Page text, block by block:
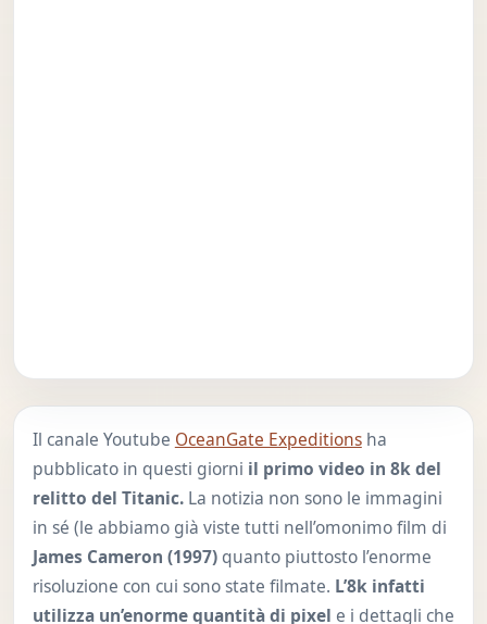
Il canale Youtube OceanGate Expeditionsha
pubblicato in questi giorni il primo video in 8k del
relitto del Titanic.La notizia non sono le immagini
in sé (le abbiamo già viste tutti nell’omonimo film di
James Cameron (1997)quanto piuttosto l’enorme
risoluzione con cui sono state filmate. L’8k infatti
utilizza un’enorme quantità di pixel e i dettagli che